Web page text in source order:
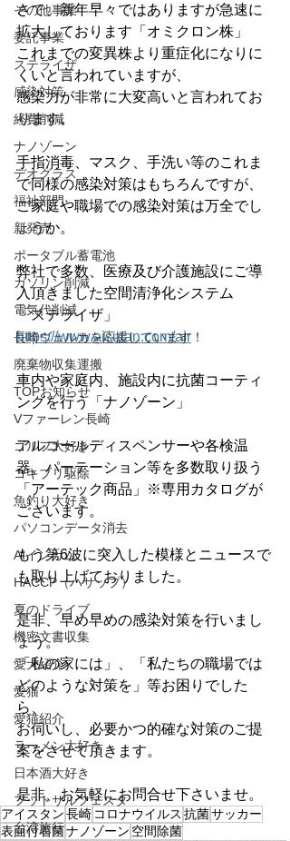
その他事業
委託事業
ステライザ
感染対策
経費削減
ナノゾーン
デオグラス
福祉部門
新発売
ポータブル蓄電池
ガソリン削減
電気代削減
長崎ヴェルカを応援しています！
廃棄物収集運搬
TOPお知らせ
Vファーレン長崎
ゴルフ大好き
ゴキブリ駆除
魚釣り大好き
パソコンデータ消去
AIインカム
HACCP（ハサップ）
夏のドライブ
機密文書収集
愛犬紹介
愛猫
愛猫紹介
ラーメン大好き
日本酒大好き
フットサルフェスタ
台湾旅行
さて、新年早々ではありますが急速に
拡大しております「オミクロン株」
これまでの変異株より重症化になりに
くいと言われていますが、
感染力が非常に大変高いと言われてお
ります。
手指消毒、マスク、手洗い等のこれま
で同様の感染対策はもちろんですが、
ご家庭や職場での感染対策は万全でし
ょうか。
弊社で多数、医療及び介護施設にご導
入頂きました空間清浄化システム
「ステライザ」
https://www.aisutan.com/air
車内や家庭内、施設内に抗菌コーティ
ングを行う「ナノゾーン」
アルコールディスペンサーや各検温
器、パーテーション等を多数取り扱う
「アーテック商品」※専用カタログが
ございます。
もう第6波に突入した模様とニュースで
も取り上げておりました。
是非、早め早めの感染対策を行いまし
ょう。
「私の家には」、「私たちの職場では
どのような対策を」等お困りでした
ら、
お伺いし、必要かつ的確な対策のご提
案をさせて頂きます。
是非、お気軽にお問合せ下さいませ。
アイスタン 長崎 コロナウイルス 抗菌サッカー
表面付着菌ナノゾーン 空間除菌